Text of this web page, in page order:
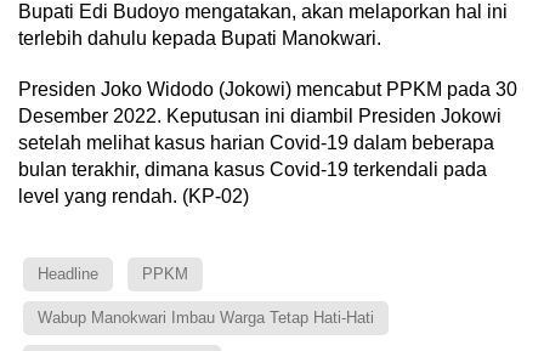
Bupati Edi Budoyo mengatakan, akan melaporkan hal ini
terlebih dahulu kepada Bupati Manokwari.
Presiden Joko Widodo (Jokowi) mencabut PPKM pada 30
Desember 2022. Keputusan ini diambil Presiden Jokowi
setelah melihat kasus harian Covid-19 dalam beberapa
bulan terakhir, dimana kasus Covid-19 terkendali pada
level yang rendah. (KP-02)
Headline PPKM
Wabup Manokwari Imbau Warga Tetap Hati-Hati